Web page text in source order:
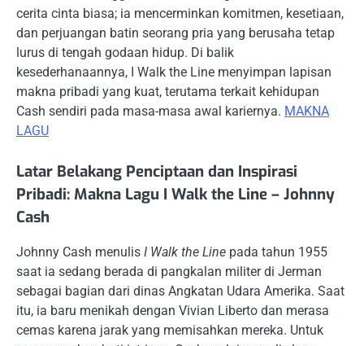
cerita cinta biasa; ia mencerminkan komitmen, kesetiaan,
dan perjuangan batin seorang pria yang berusaha tetap
lurus di tengah godaan hidup. Di balik
kesederhanaannya, I Walk the Line menyimpan lapisan
makna pribadi yang kuat, terutama terkait kehidupan
Cash sendiri pada masa-masa awal kariernya. MAKNA
LAGU
Latar Belakang Penciptaan dan Inspirasi
Pribadi: Makna Lagu I Walk the Line – Johnny
Cash
Johnny Cash menulis I Walk the Line pada tahun 1955
saat ia sedang berada di pangkalan militer di Jerman
sebagai bagian dari dinas Angkatan Udara Amerika. Saat
itu, ia baru menikah dengan Vivian Liberto dan merasa
cemas karena jarak yang memisahkan mereka. Untuk